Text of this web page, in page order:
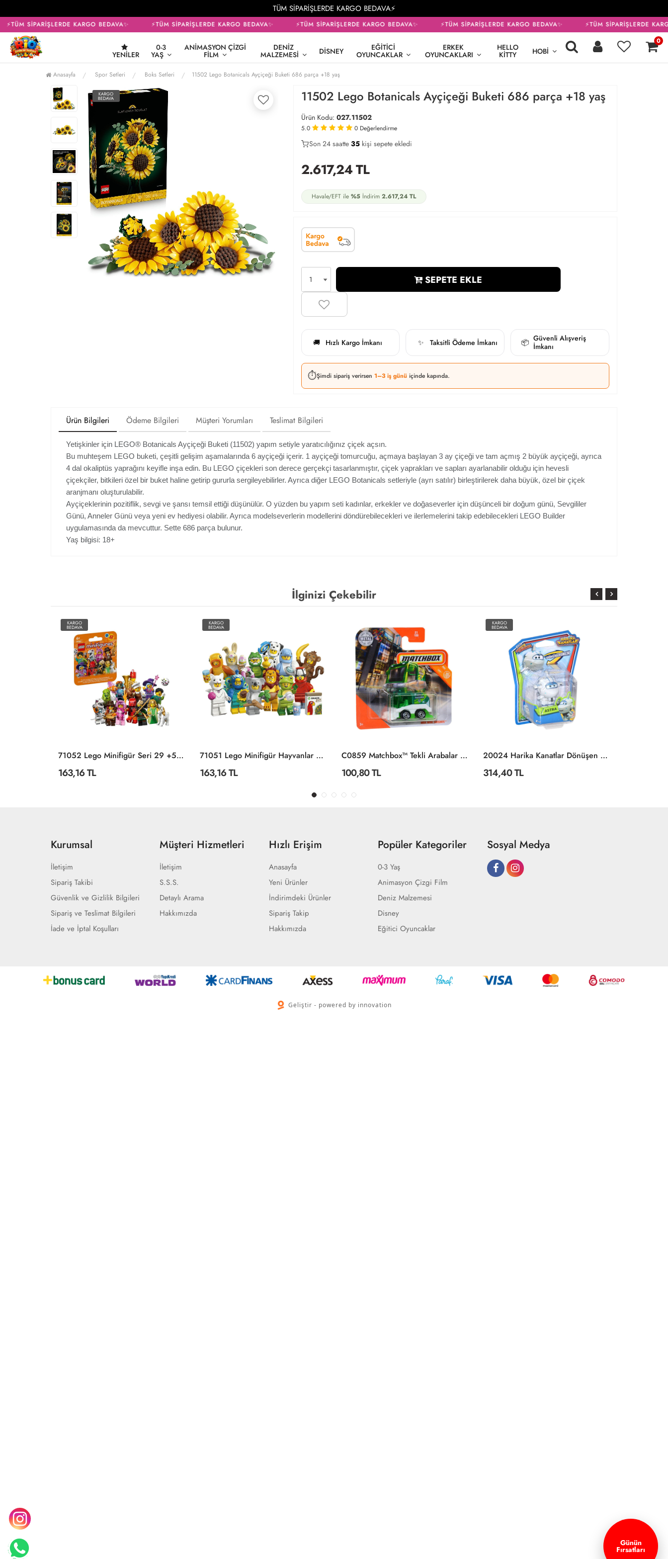
TÜM SİPARİŞLERDE KARGO BEDAVA⚡
⚡TÜM SİPARİŞLERDE KARGO BEDAVA✨ ⚡TÜM SİPARİŞLERDE KARGO BEDAVA✨ ⚡TÜM SİPARİŞLERDE KARGO BEDAVA✨ ⚡TÜM SİPARİŞLERDE KARGO BEDAVA✨ ⚡TÜM SİPARİŞLERDE
YENILER
0-3
YAŞ
ANIMASYON ÇIZGI
FILM
DENIZ
MALZEMESI DISNEY EĞITICI
OYUNCAKLAR
ERKEK
OYUNCAKLARI
HELLO
KITTY HOBI
0
Anasayfa Spor Setleri Boks Setleri 11502 Lego Botanicals Ayçiçeği Buketi 686 parça +18 yaş
KARGO
BEDAVA 11502 Lego Botanicals Ayçiçeği Buketi 686 parça +18 yaş
Ürün Kodu: 027.11502
5.0 0 Değerlendirme
20
Son 24 saatte 35kişi sepete ekledi
7
2.617,24TL
Havale/EFT ile %5İndirim 2.617,24TL
SEPETE EKLE
🚚 Hızlı Kargo İmkanı ✨ Taksitli Ödeme İmkanı 📦 Güvenli Alışveriş
İmkanı
⏱️Şimdi sipariş verirsen 1–3 iş günü içinde kapında.
Ürün Bilgileri Ödeme Bilgileri Müşteri Yorumları Teslimat Bilgileri
Yetişkinler için LEGO® Botanicals Ayçiçeği Buketi (11502) yapım setiyle yaratıcılığınız çiçek açsın.
Bu muhteşem LEGO buketi, çeşitli gelişim aşamalarında 6 ayçiçeği içerir. 1 ayçiçeği tomurcuğu, açmaya başlayan 3 ay çiçeği ve tam açmış 2 büyük ayçiçeği, ayrıca
4 dal okaliptüs yaprağını keyifle inşa edin. Bu LEGO çiçekleri son derece gerçekçi tasarlanmıştır, çiçek yaprakları ve sapları ayarlanabilir olduğu için hevesli
çiçekçiler, bitkileri özel bir buket haline getirip gururla sergileyebilirler. Ayrıca diğer LEGO Botanicals setleriyle (ayrı satılır) birleştirilerek daha büyük, özel bir çiçek
aranjmanı oluşturulabilir.
Ayçiçeklerinin pozitiflik, sevgi ve şansı temsil ettiği düşünülür. O yüzden bu yapım seti kadınlar, erkekler ve doğaseverler için düşünceli bir doğum günü, Sevgililer
Günü, Anneler Günü veya yeni ev hediyesi olabilir. Ayrıca modelseverlerin modellerini döndürebilecekleri ve ilerlemelerini takip edebilecekleri LEGO Builder
uygulamasında da mevcuttur. Sette 686 parça bulunur.
Yaş bilgisi: 18+
İlginizi Çekebilir
KARGO
BEDAVA
71052 Lego Minifigür Seri 29 +5 Yaş
163,16 TL
KARGO
BEDAVA
71051 Lego Minifigür Hayvanlar Seri 28 +5 Yaş
163,16 TL
C0859 Matchbox™ Tekli Arabalar / Asorti Seçilemez.
100,80 TL
KARGO
BEDAVA
20024 Harika Kanatlar Dönüşen ASTRA Mini Figür
314,40 TL
Kurumsal
İletişim
Sipariş Takibi
Güvenlik ve Gizlilik Bilgileri
Sipariş ve Teslimat Bilgileri
İade ve İptal Koşulları
Müşteri Hizmetleri
İletişim
S.S.S.
Detaylı Arama
Hakkımızda
Hızlı Erişim
Anasayfa
Yeni Ürünler
İndirimdeki Ürünler
Sipariş Takip
Hakkımızda
Popüler Kategoriler
0-3 Yaş
Animasyon Çizgi Film
Deniz Malzemesi
Disney
Eğitici Oyuncaklar
Sosyal Medya
Geliştir - powered by innovation
Günün
Fırsatları